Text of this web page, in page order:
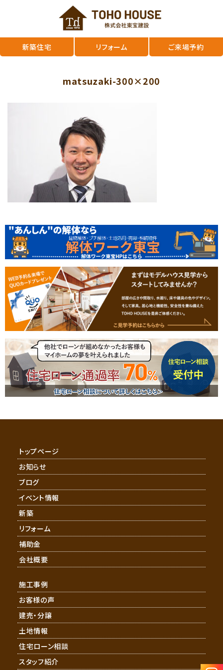
新築住宅 リフォーム ご来場予約
matsuzaki-300×200
トップページ
お知らせ
ブログ
イベント情報
新築
リフォーム
補助金
会社概要
施工事例
お客様の声
建売・分譲
土地情報
住宅ローン相談
スタッフ紹介